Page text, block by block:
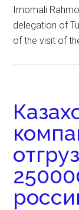
Imomali
delegation of
of the visit of